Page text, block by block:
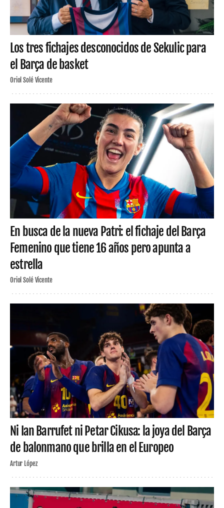
Los tres fichajes desconocidos de Sekulic para
el Barça de basket
Oriol Solé Vicente
En busca de la nueva Patri: el fichaje del Barça
Femenino que tiene 16 años pero apunta a
estrella
Oriol Solé Vicente
Ni Ian Barrufet ni Petar Cikusa: la joya del Barça
de balonmano que brilla en el Europeo
Artur López